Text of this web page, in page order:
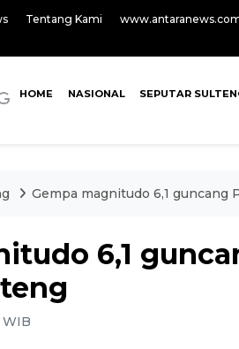
Tentang Kami
HOME NASIONAL SEPUTAR
Gempa magnitudo 6,1 guncang
6,1
WIB